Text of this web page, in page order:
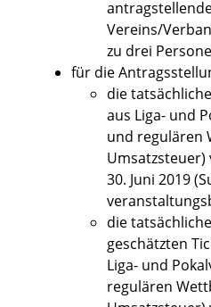
Vereins/
zu drei
für die
die
aus Liga- und
und regulären
Umsatzsteuer)
30. Juni 2019
die
geschätzten
Liga- und
regulären